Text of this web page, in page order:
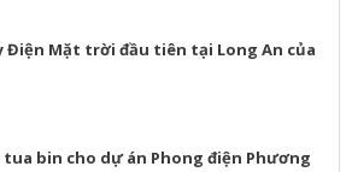
Điện Mặt trời đầu tiên tại Long An của
tua bin cho dự án Phong điện Phương